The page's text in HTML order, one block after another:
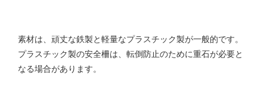
素材は、頑丈な鉄製と軽量なプラスチック製が一般的です。
プラスチック製の安全柵は、転倒防止のために重石が必要と
なる場合があります。